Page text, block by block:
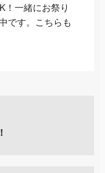
！一緒にお祭り
です。こちらも